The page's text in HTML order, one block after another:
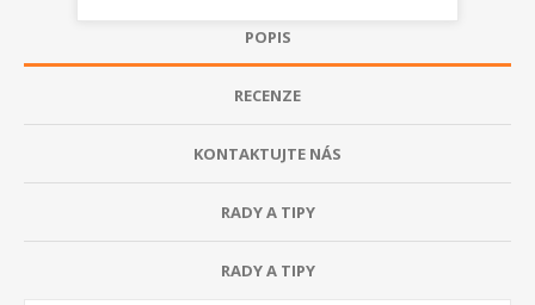
POPIS
RECENZE
KONTAKTUJTE NÁS
RADY A TIPY
RADY A TIPY